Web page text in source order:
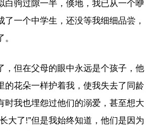
白驹过隙一半，倏地，我已从一个咿
了一个中学生，还没等我细细品尝，
，但在父母的眼中永远是个孩子，他
的花朵一样护着我，使我失去了同龄
时我也埋怨过他们的溺爱，甚至想大
大了!”但是我始终知道，他们是因为